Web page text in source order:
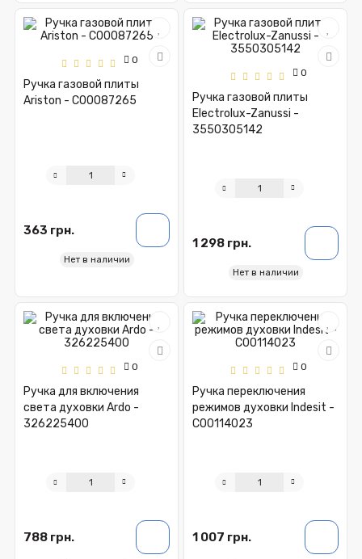
0
Ручка газовой плиты
Ariston - C00087265
363 грн.
Нет в наличии
0
Ручка газовой плиты
Electrolux-Zanussi -
3550305142
1 298 грн.
Нет в наличии
0
Ручка для включения
света духовки Ardo -
326225400
788 грн.
0
Ручка переключения
режимов духовки Indesit -
C00114023
1 007 грн.